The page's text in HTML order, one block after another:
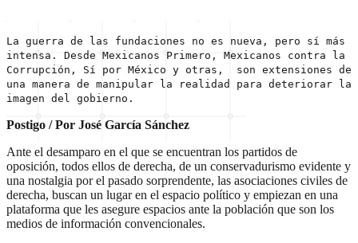
La guerra de las fundaciones no es nueva, pero sí más
intensa. Desde Mexicanos Primero, Mexicanos contra la
Corrupción, Sí por México y otras, son extensiones de
una manera de manipular la realidad para deteriorar la
imagen del gobierno.
Postigo / Por José García Sánchez
Ante el desamparo en el que se encuentran los partidos de
oposición, todos ellos de derecha, de un conservadurismo evidente y
una nostalgia por el pasado sorprendente, las asociaciones civiles de
derecha, buscan un lugar en el espacio político y empiezan en una
plataforma que les asegure espacios ante la población que son los
medios de información convencionales.